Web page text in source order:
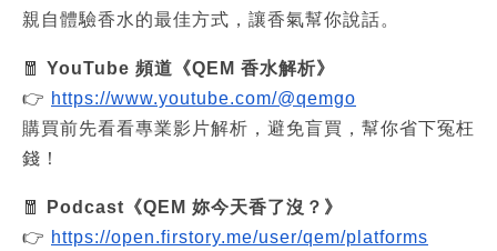
親自體驗香水的最佳方式，讓香氣幫你說話。
🧧 YouTube 頻道《QEM 香水解析》
👉 https://www.youtube.com/@qemgo
購買前先看看專業影片解析，避免盲買，幫你省下冤枉
錢！
🧧
Podcast《QEM 妳今天香了沒？》
👉 https://open.firstory.me/user/qem/platforms